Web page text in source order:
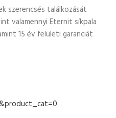
szerencsés találkozását
valamennyi Eternit síkpala
15 év felületi garanciát